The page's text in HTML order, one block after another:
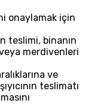
onaylamak için
teslimi, binanın
merdivenleri
ve
teslimatı